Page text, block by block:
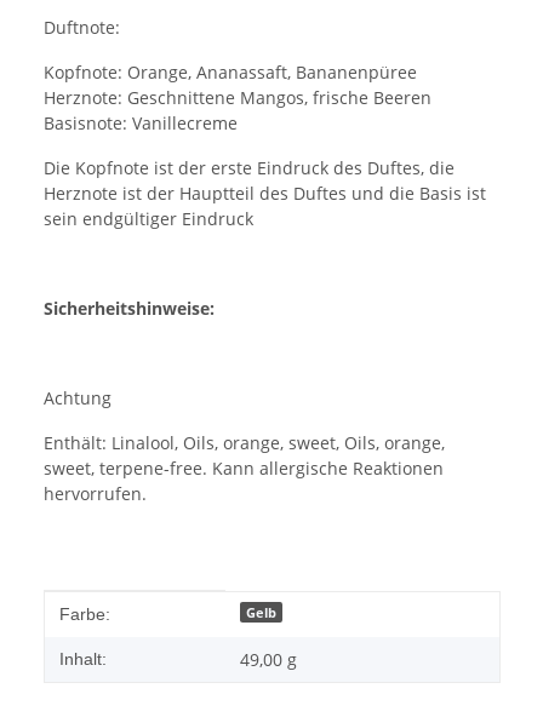
Duftnote:
Kopfnote: Orange, Ananassaft, Bananenpüree
Herznote: Geschnittene Mangos, frische Beeren
Basisnote: Vanillecreme
Die Kopfnote ist der erste Eindruck des Duftes, die
Herznote ist der Hauptteil des Duftes und die Basis ist
sein endgültiger Eindruck
Sicherheitshinweise:
Achtung
Enthält: Linalool, Oils, orange, sweet, Oils, orange,
sweet, terpene-free. Kann allergische Reaktionen
hervorrufen.
Produkteigenschaft
Wert
Farbe: Gelb
Inhalt: 49,00 g